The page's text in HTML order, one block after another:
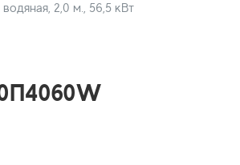
2,0 м., 56,5 кВт